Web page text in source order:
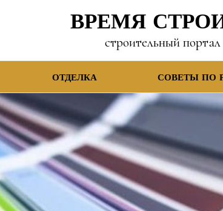
ВРЕМЯ
строительный портал
ОТДЕЛКА СОВЕТЫ ПО